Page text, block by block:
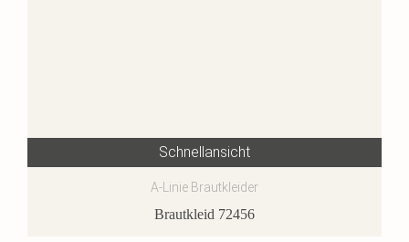
Schnellansicht
A-Linie Brautkleider
Brautkleid 72456